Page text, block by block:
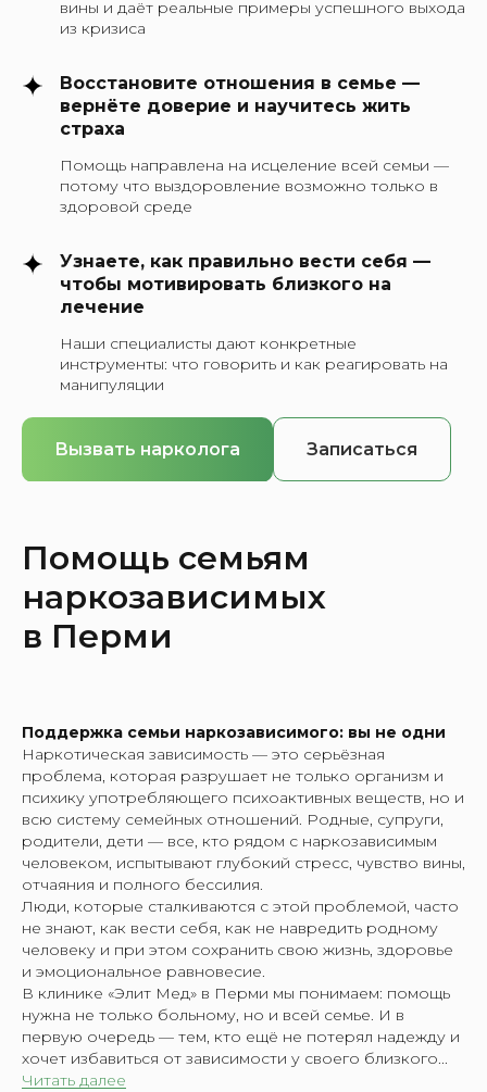
вины и даёт реальные примеры успешного выхода
из кризиса
Восстановите отношения в семье —
вернёте доверие и научитесь жить
страха
Помощь направлена на исцеление всей семьи —
потому что выздоровление возможно только в
здоровой среде
Узнаете, как правильно вести себя —
чтобы мотивировать близкого на
лечение
Наши специалисты дают конкретные
инструменты: что говорить и как реагировать на
манипуляции
Вызвать нарколога Записаться
Помощь семьям
наркозависимых
в Перми
Поддержка семьи наркозависимого: вы не одни
Наркотическая зависимость — это серьёзная
проблема, которая разрушает не только организм и
психику употребляющего психоактивных веществ, но и
всю систему семейных отношений. Родные, супруги,
родители, дети — все, кто рядом с наркозависимым
человеком, испытывают глубокий стресс, чувство вины,
отчаяния и полного бессилия.
Люди, которые сталкиваются с этой проблемой, часто
не знают, как вести себя, как не навредить родному
человеку и при этом сохранить свою жизнь, здоровье
и эмоциональное равновесие.
В клинике «Элит Мед» в Перми мы понимаем: помощь
нужна не только больному, но и всей семье. И в
первую очередь — тем, кто ещё не потерял надежду и
хочет избавиться от зависимости у своего близкого...
Читать далее